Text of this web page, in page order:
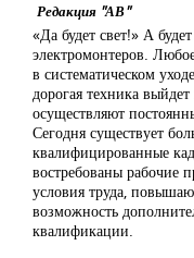
Редакция "АВ"
«Да будет свет!» А
электромонтеров.
в систематическом
дорогая техника
осуществляют
Сегодня существует
квалифицированные
востребованы рабочие
условия труда,
возможность
квалификации.